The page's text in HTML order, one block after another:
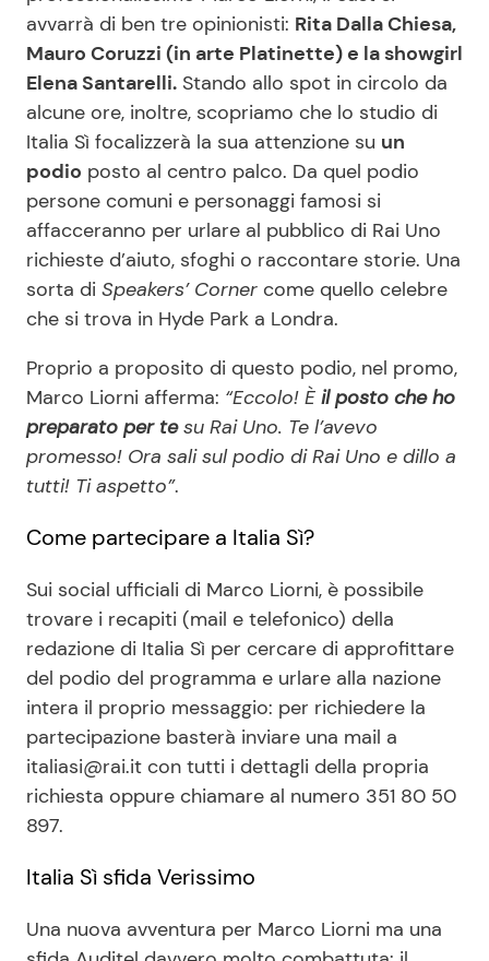
avvarrà di ben tre opinionisti: Rita Dalla Chiesa,
Mauro Coruzzi (in arte Platinette) e la showgirl
Elena Santarelli. Stando allo spot in circolo da
alcune ore, inoltre, scopriamo che lo studio di
Italia Sì focalizzerà la sua attenzione su un
podio posto al centro palco. Da quel podio
persone comuni e personaggi famosi si
affacceranno per urlare al pubblico di Rai Uno
richieste d’aiuto, sfoghi o raccontare storie. Una
sorta di Speakers’ Corner come quello celebre
che si trova in Hyde Park a Londra.
Proprio a proposito di questo podio, nel promo,
Marco Liorni afferma: “Eccolo! È il posto che ho
preparato per tesu Rai Uno. Te l’avevo
promesso! Ora sali sul podio di Rai Uno e dillo a
tutti! Ti aspetto”.
Come partecipare a Italia Sì?
Sui social ufficiali di Marco Liorni, è possibile
trovare i recapiti (mail e telefonico) della
redazione di Italia Sì per cercare di approfittare
del podio del programma e urlare alla nazione
intera il proprio messaggio: per richiedere la
partecipazione basterà inviare una mail a
italiasi@rai.it con tutti i dettagli della propria
richiesta oppure chiamare al numero 351 80 50
897.
Italia Sì sfida Verissimo
Una nuova avventura per Marco Liorni ma una